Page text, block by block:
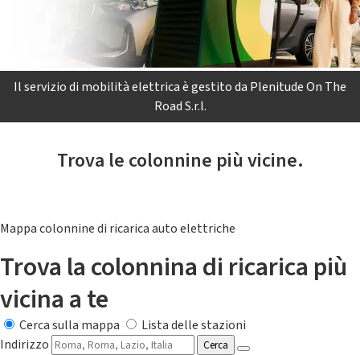
Il servizio di mobilità elettrica è gestito da Plenitude On The
Road S.r.l.
Trova le colonnine più vicine.
Mappa colonnine di ricarica auto elettriche
Trova la colonnina di ricarica più
vicina a te
Cerca sulla mappa
Lista delle stazioni
Indirizzo
Cerca